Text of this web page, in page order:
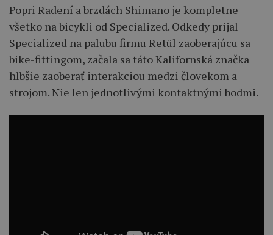
Popri Radení a brzdách Shimano je kompletne
všetko na bicykli od Specialized. Odkedy prijal
Specialized na palubu firmu Retül zaoberajúcu sa
bike-fittingom, začala sa táto Kalifornská značka
hlbšie zaoberať interakciou medzi človekom a
strojom. Nie len jednotlivými kontaktnými bodmi.